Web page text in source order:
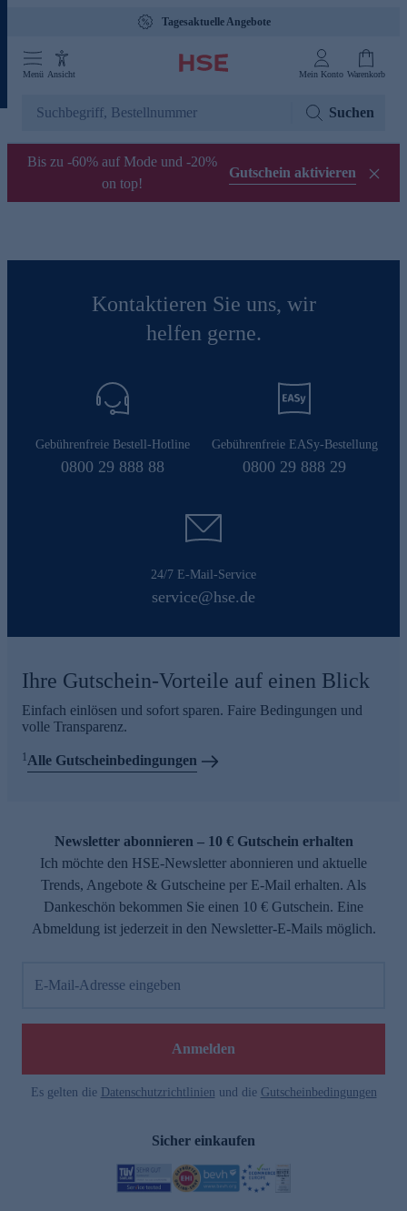
Tagesaktuelle Angebote
Menü Ansicht Mein Konto Warenkorb
Suchen
Bis zu -60% auf Mode und -20%
on top!
Gutschein aktivieren
Kontaktieren Sie uns, wir
helfen gerne.
Gebührenfreie Bestell-Hotline
0800 29 888 88
Gebührenfreie EASy-Bestellung
0800 29 888 29
24/7 E-Mail-Service
service@hse.de
Ihre Gutschein-Vorteile auf einen Blick
Einfach einlösen und sofort sparen. Faire Bedingungen und
volle Transparenz.
1Alle Gutscheinbedingungen
Newsletter abonnieren – 10 € Gutschein erhalten
Ich möchte den HSE-Newsletter abonnieren und aktuelle
Trends, Angebote & Gutscheine per E-Mail erhalten. Als
Dankeschön bekommen Sie einen 10 € Gutschein. Eine
Abmeldung ist jederzeit in den Newsletter-E-Mails möglich.
E-Mail-Adresse eingeben
Anmelden
Es gelten die Datenschutzrichtlinien und die Gutscheinbedingungen
Sicher einkaufen